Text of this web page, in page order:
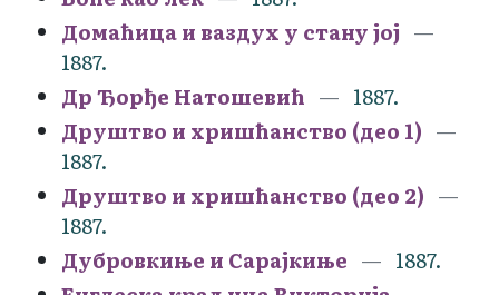
Домаћица и ваздух у стану јој
1887.
Др Ђорђе Натошевић
1887.
Друштво и хришћанство (део 1)
1887.
Друштво и хришћанство (део 2)
1887.
Дубровкиње и Сарајкиње
1887.